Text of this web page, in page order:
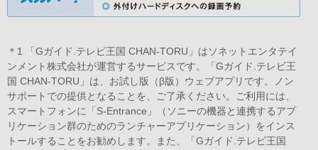
＊1 「Gガイド.テレビ王国 CHAN-TORU」はソネットエンタテイ
ンメント株式会社が運営するサービスです。「Gガイド.テレビ王
国 CHAN-TORU」は、お試し版（β版）ウェブアプリです。ノン
サポートでの提供となることを、ご了承ください。ご利用には、
スマートフォンに「S-Entrance」（ソニーの機器と連携するアプ
リケーション群のためのランチャーアプリケーション）をインス
トールすることをお勧めします。また、「Gガイド.テレビ王国